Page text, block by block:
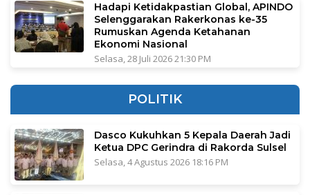
Hadapi Ketidakpastian Global, APINDO
Selenggarakan Rakerkonas ke-35
Rumuskan Agenda Ketahanan
Ekonomi Nasional
Selasa, 28 Juli 2026 21:30 PM
POLITIK
Dasco Kukuhkan 5 Kepala Daerah Jadi
Ketua DPC Gerindra di Rakorda Sulsel
Selasa, 4 Agustus 2026 18:16 PM